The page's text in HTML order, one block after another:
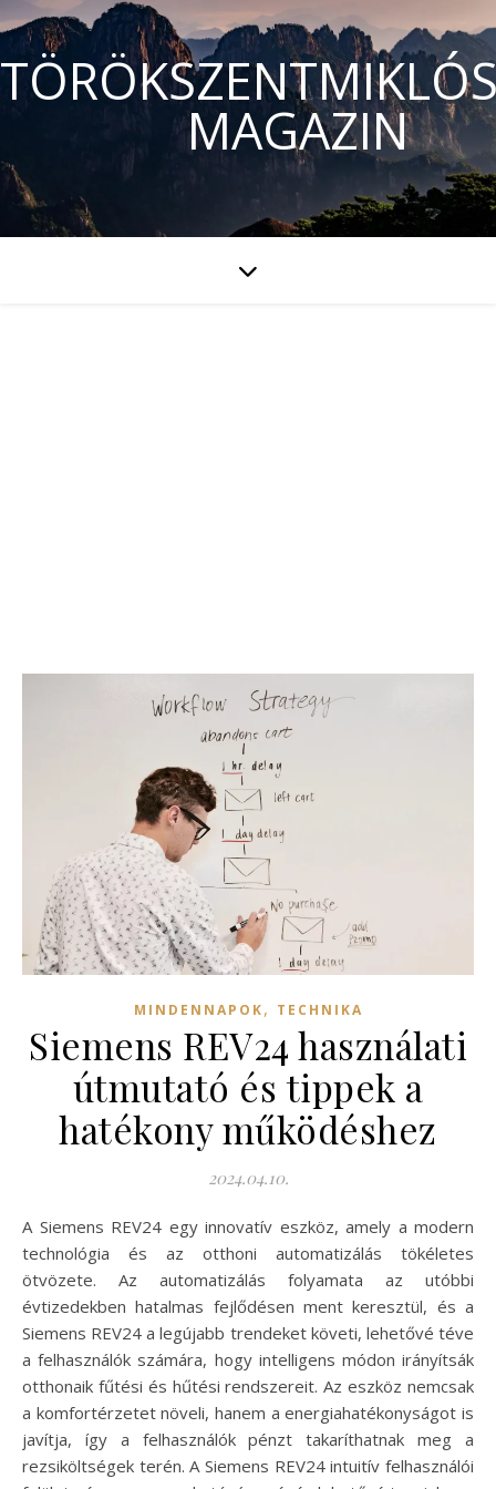
MAGAZIN
MINDENNAPOK, TECHNIKA
Siemens REV24 használati
útmutató és tippek a
hatékony működéshez
2024.04.10.
A Siemens REV24 egy innovatív eszköz, amely a modern
technológia és az otthoni automatizálás tökéletes
ötvözete. Az automatizálás folyamata az utóbbi
évtizedekben hatalmas fejlődésen ment keresztül, és a
Siemens REV24 a legújabb trendeket követi, lehetővé téve
a felhasználók számára, hogy intelligens módon irányítsák
otthonaik fűtési és hűtési rendszereit. Az eszköz nemcsak
a komfortérzetet növeli, hanem a energiahatékonyságot is
javítja, így a felhasználók pénzt takaríthatnak meg a
rezsiköltségek terén. A Siemens REV24 intuitív felhasználói